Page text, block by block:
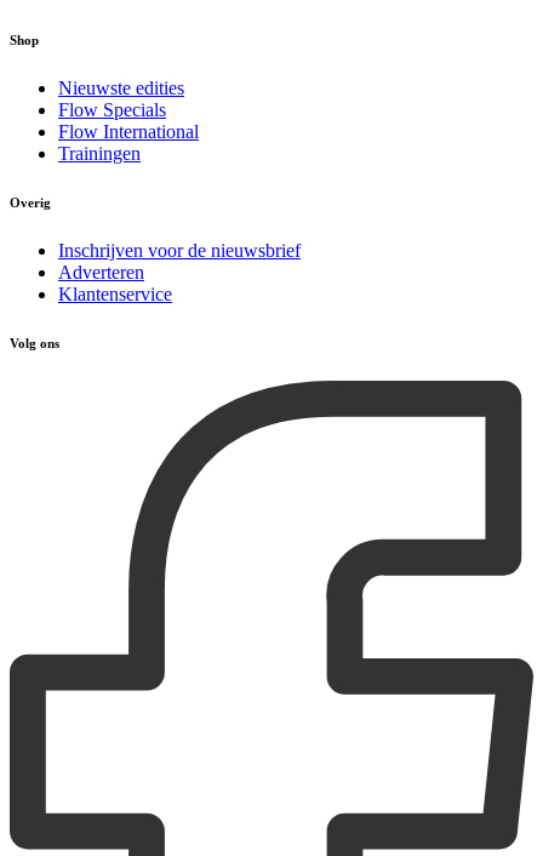
Shop
Nieuwste edities
Flow Specials
Flow International
Trainingen
Overig
Inschrijven voor de nieuwsbrief
Adverteren
Klantenservice
Volg ons